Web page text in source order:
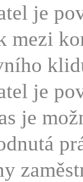
je
mezi
je
je